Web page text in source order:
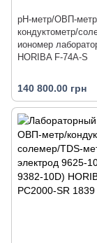
pH-метр/ОВП-
кондуктометр/
иономер
HORIBA F-74A-S
140 800.00 грн